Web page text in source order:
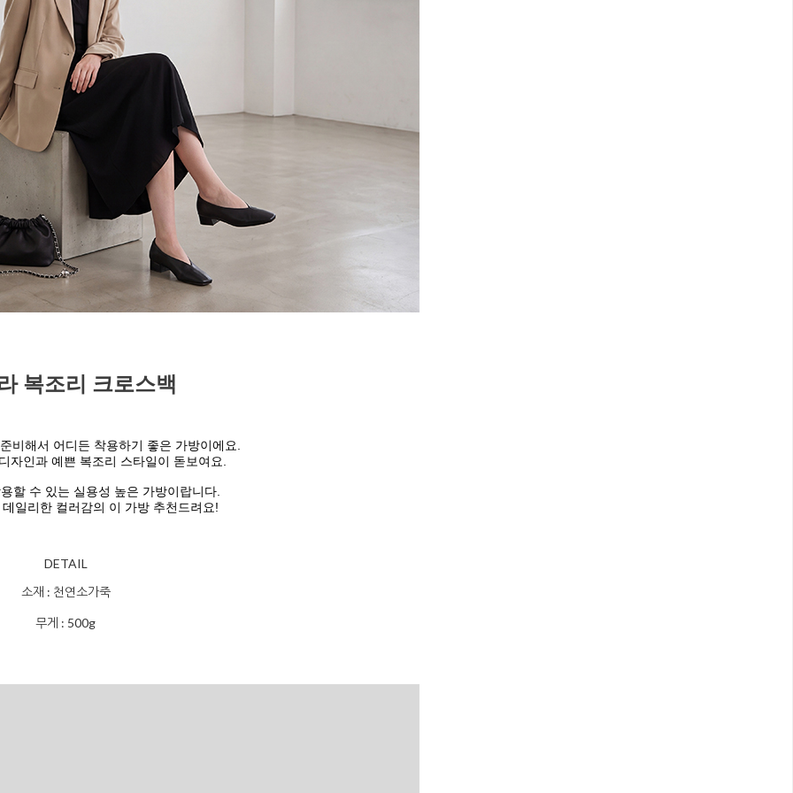
복조리 크로스백
비해서 어디든 착용하기 좋은 가방이에요.
자인과 예쁜 복조리 스타일이 돋보여요.
할 수 있는 실용성 높은 가방이랍니다.
일리한 컬러감의 이 가방 추천드려요!
DETAIL
소재 : 천연소가죽
무게 : 500g